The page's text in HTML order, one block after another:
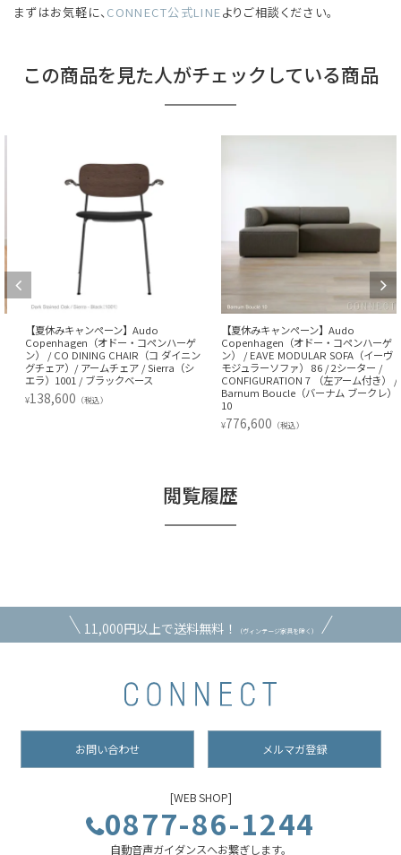
まずはお気軽に、 CONNECT公式LINEよりご相談ください。
この商品を見た人がチェックしている商品
【夏休みキャンペーン】Audo
Copenhagen（オドー・コペンハーゲ
ン） / CO DINING CHAIR（コ ダイニン
グチェア）/ アームチェア / Sierra（シ
エラ）1001 / ブラックベース
138,600（税込）
【夏休みキャンペーン】Audo
Copenhagen（オドー・コペンハーゲ
ン） / EAVE MODULAR SOFA（イーヴ
モジュラーソファ） 86 / 2シーター /
CONFIGURATION 7 （左アーム付き） /
Barnum Boucle（バーナム ブークレ）
776,600（税込）
閲覧履歴
11,000円以上で送料無料！ （ヴィンテージ家具を除く）
お問い合わせ メルマガ登録
[WEB SHOP]
0877-86-1244
自動音声ガイダンスへお繋ぎします。